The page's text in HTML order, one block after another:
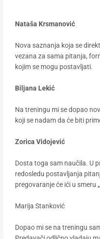
Nataša Krsmanović
Nova saznanja koja se
vezana za sama pitanja,
kojim se mogu postavljati.
Biljana Lekić
Na treningu mi se dopao
koji se nadam da će biti
Zorica Vidojević
Dosta toga sam naučila. U
redosledu postavljanja
pregovaranje će ići u smeru
Marija Stanković
Dopao mi se na treningu